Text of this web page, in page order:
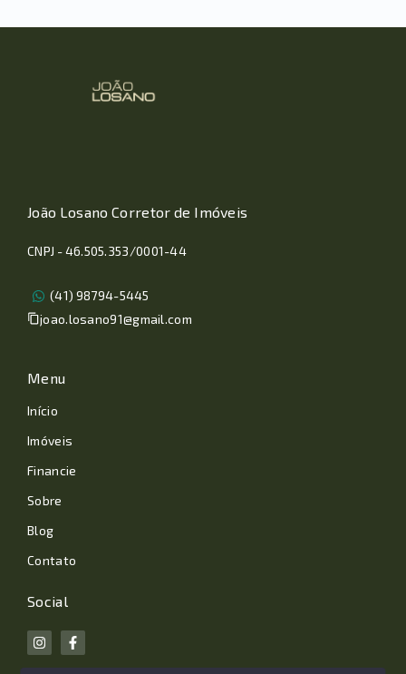
João Losano Corretor de Imóveis
CNPJ - 46.505.353/0001-44
(41) 98794-5445
joao.losano91@gmail.com
Menu
Início
Imóveis
Financie
Sobre
Blog
Contato
Social